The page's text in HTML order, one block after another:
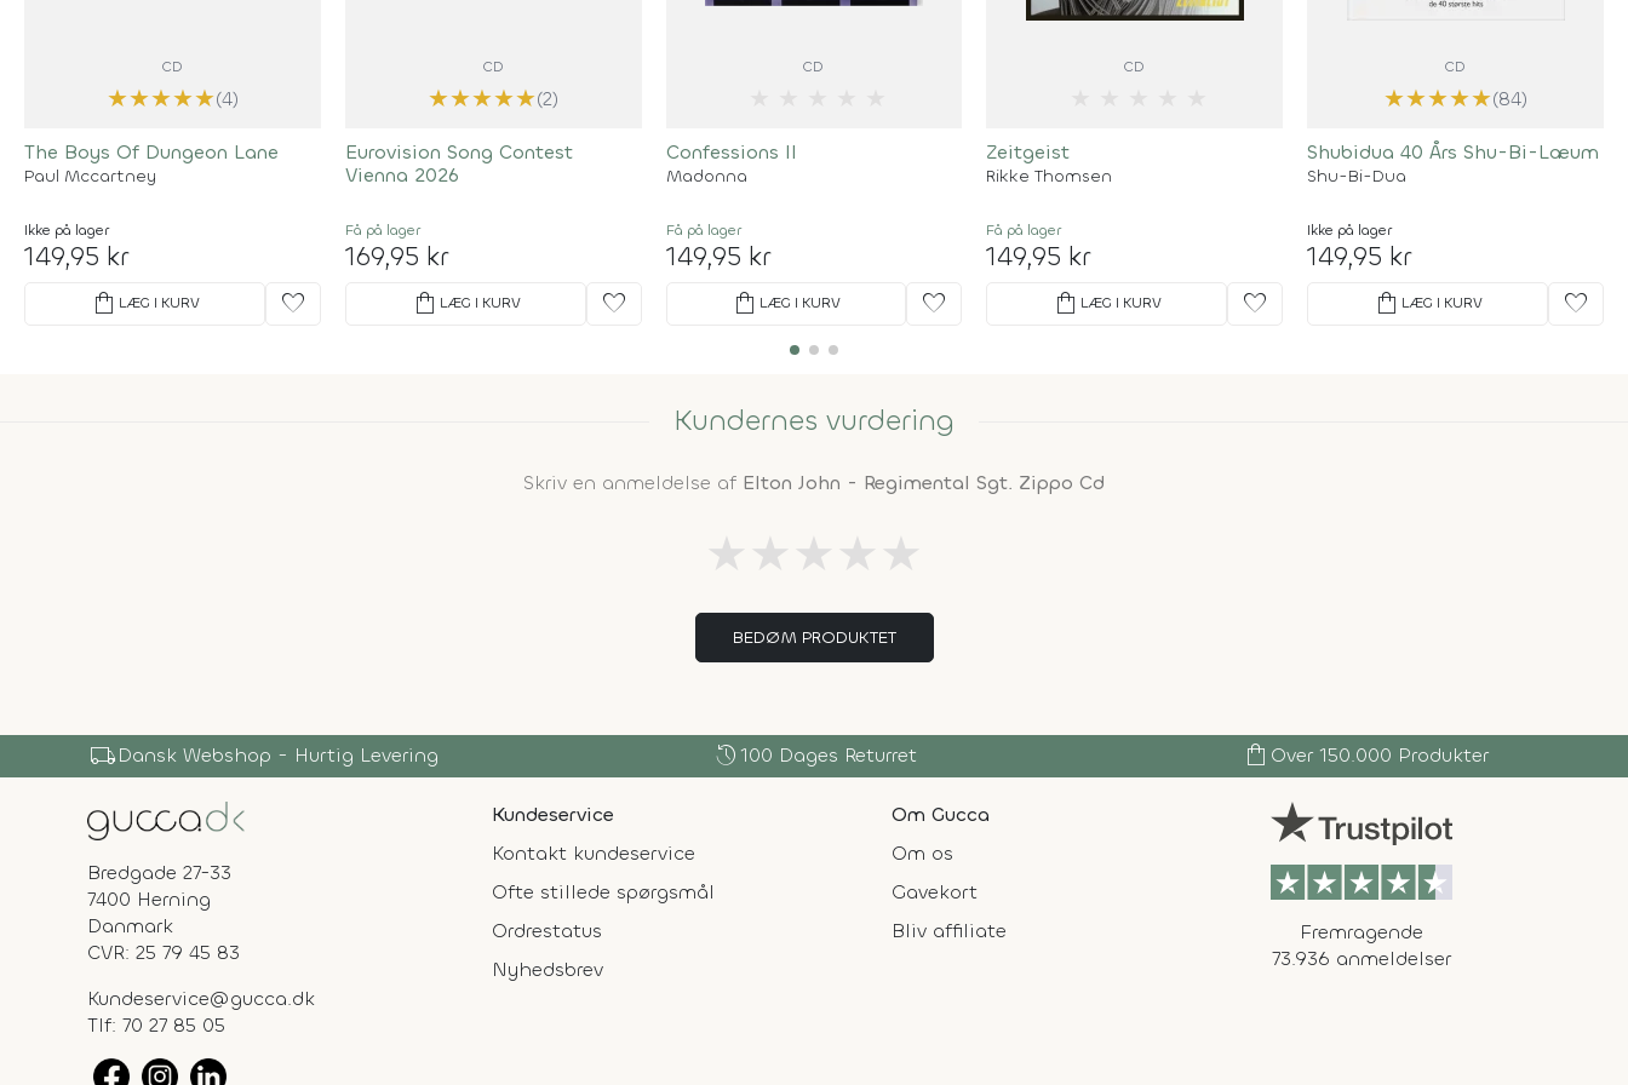
CD
★★★★★(4)
The Boys Of Dungeon Lane
Paul Mccartney
Ikke på lager
149,95 kr
shopping_bag LÆG I KURV favorite
CD
★★★★★(2)
Eurovision Song Contest
Vienna 2026
Få på lager
169,95 kr
shopping_bag LÆG I KURV favorite
CD
Confessions II
Madonna
Få på lager
149,95 kr
shopping_bag LÆG I KURV favorite
CD
Zeitgeist
Rikke Thomsen
Få på lager
149,95 kr
shopping_bag LÆG I KURV favorite
CD
★★★★★(84)
Shubidua 40 Års Shu-Bi-Læum
Shu-Bi-Dua
Ikke på lager
149,95 kr
shopping_bag LÆG I KURV favorite
Kundernes vurdering
Skriv en anmeldelse af Elton John - Regimental Sgt. Zippo Cd
★★★★★
BEDØM PRODUKTET
history 100 Dages Returret
local_shippingDansk Webshop - Hurtig Levering shopping_bag Over 150.000 Produkter
Kundeservice
Kontakt kundeservice
Ofte stillede spørgsmål
Ordrestatus
Nyhedsbrev
Om Gucca
Om os
Gavekort
Bliv affiliate
Fremragende
73.936 anmeldelser
Bredgade 27-33
7400 Herning
Danmark
CVR: 25 79 45 83
Kundeservice@gucca.dk
Tlf: 70 27 85 05